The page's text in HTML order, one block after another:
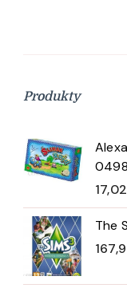
Produkty
0498
17,02
The